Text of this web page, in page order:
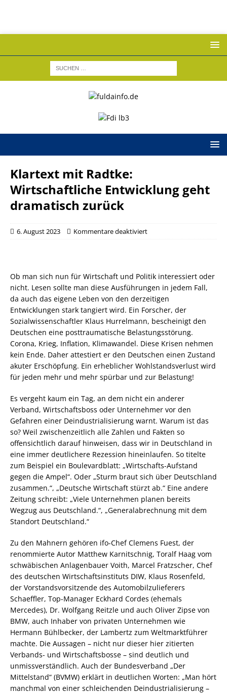
Klartext mit Radtke:
Wirtschaftliche Entwicklung geht
dramatisch zurück
6. August 2023 Kommentare deaktiviert
Ob man sich nun für Wirtschaft und Politik interessiert oder
nicht. Lesen sollte man diese Ausführungen in jedem Fall,
da auch das eigene Leben von den derzeitigen
Entwicklungen stark tangiert wird. Ein Forscher, der
Sozialwissenschaftler Klaus Hurrelmann, bescheinigt den
Deutschen eine posttraumatische Belastungsstörung.
Corona, Krieg, Inflation, Klimawandel. Diese Krisen nehmen
kein Ende. Daher attestiert er den Deutschen einen Zustand
akuter Erschöpfung. Ein erheblicher Wohlstandsverlust wird
für jeden mehr und mehr spürbar und zur Belastung!
Es vergeht kaum ein Tag, an dem nicht ein anderer
Verband, Wirtschaftsboss oder Unternehmer vor den
Gefahren einer Deindustrialisierung warnt. Warum ist das
so? Weil zwischenzeitlich alle Zahlen und Fakten so
offensichtlich darauf hinweisen, dass wir in Deutschland in
eine immer deutlichere Rezession hineinlaufen. So titelte
zum Beispiel ein Boulevardblatt: „Wirtschafts-Aufstand
gegen die Ampel“. Oder „Sturm braut sich über Deutschland
zusammen.“, „Deutsche Wirtschaft stürzt ab.“ Eine andere
Zeitung schreibt: „Viele Unternehmen planen bereits
Wegzug aus Deutschland.“, „Generalabrechnung mit dem
Standort Deutschland.“
Zu den Mahnern gehören ifo-Chef Clemens Fuest, der
renommierte Autor Matthew Karnitschnig, Toralf Haag vom
schwäbischen Anlagenbauer Voith, Marcel Fratzscher, Chef
des deutschen Wirtschaftsinstituts DIW, Klaus Rosenfeld,
der Vorstandsvorsitzende des Automobilzulieferers
Schaeffler, Top-Manager Eckhard Cordes (ehemals
Mercedes), Dr. Wolfgang Reitzle und auch Oliver Zipse von
BMW, auch Inhaber von privaten Unternehmen wie
Hermann Bühlbecker, der Lambertz zum Weltmarktführer
machte. Die Aussagen – nicht nur dieser hier zitierten
Verbands- und Wirtschaftsbosse – sind deutlich und
unmissverständlich. Auch der Bundesverband „Der
Mittelstand“ (BVMW) erklärt in deutlichen Worten: „Man hört
manchmal von einer schleichenden Deindustrialisierung –